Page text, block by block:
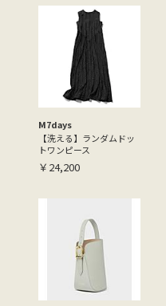
M7days
【洗える】ランダムドッ
トワンピース
￥24,200